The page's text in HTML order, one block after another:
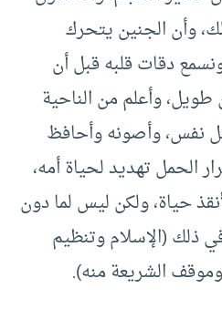
وأن الجنين يتحرك
دقات قلبه قبل أن
وأعلم من الناحية
نفس، وأصونه وأحافظ
الحمل تهديد لحياة أمه،
حياة، ولكن ليس لما دون
ذلك (الإسلام وتنظيم
الشريعة منه).